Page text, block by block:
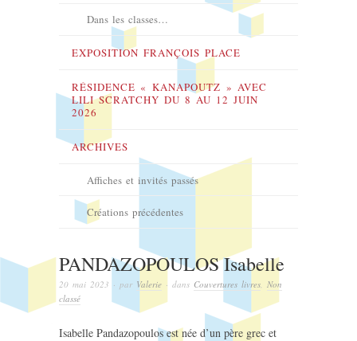
Dans les classes…
EXPOSITION FRANÇOIS PLACE
RÉSIDENCE « KANAPOUTZ » AVEC
LILI SCRATCHY DU 8 AU 12 JUIN
2026
ARCHIVES
Affiches et invités passés
Créations précédentes
PANDAZOPOULOS Isabelle
20 mai 2023 · par Valerie · dans Couvertures livres Non
classé
Isabelle Pandazopoulos est née d’un père grec et